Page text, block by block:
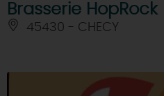
Brasserie HopRock
45430 - CHECY